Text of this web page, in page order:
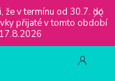
že v termínu od 30.7. do
přijaté v tomto období